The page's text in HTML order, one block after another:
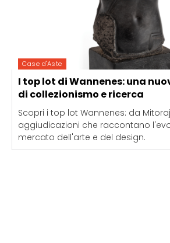
Case d'Aste
I top lot di Wannenes: una
di collezionismo e ricerca
Scopri i top lot Wannenes: da
aggiudicazioni che raccontano
mercato dell'arte e del design.